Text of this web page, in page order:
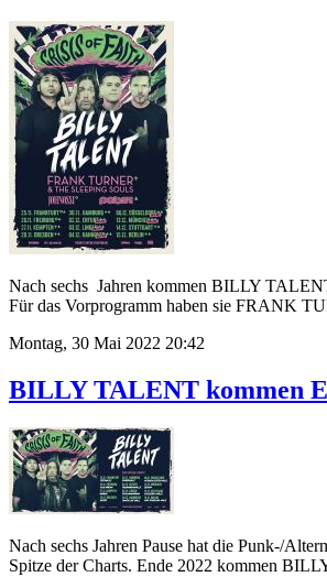
Nach sechs Jahren kommen BILLY
Für das Vorprogramm haben sie FRANK
Montag, 30 Mai 2022 20:42
BILLY TALENT kommen
Nach sechs Jahren Pause hat die Punk-/
Spitze der Charts. Ende 2022 kommen